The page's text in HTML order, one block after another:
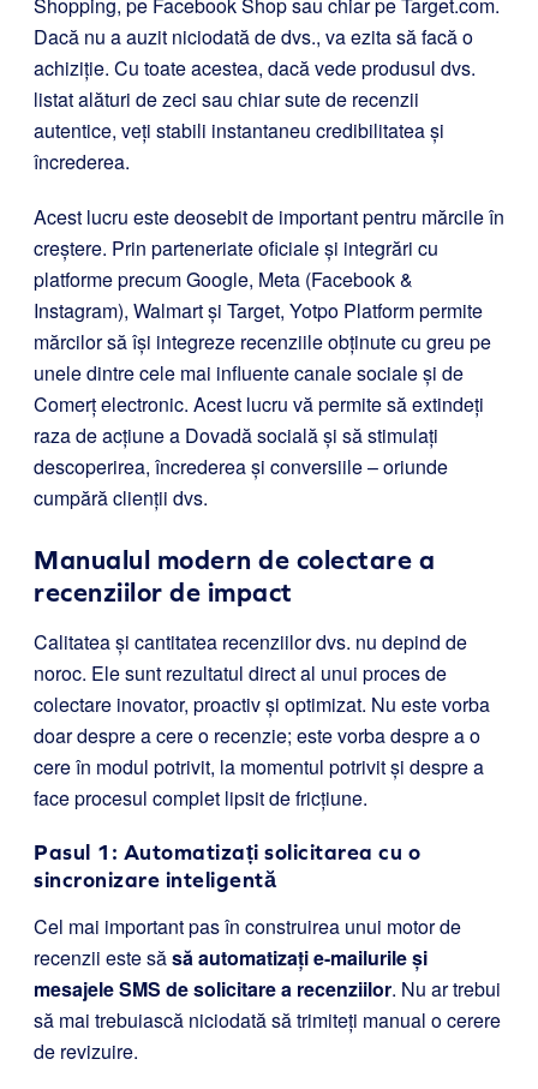
Dacă nu a auzit niciodată de dvs., va ezita să facă o
achiziție. Cu toate acestea, dacă vede produsul dvs.
listat alături de zeci sau chiar sute de recenzii
autentice, veți stabili instantaneu credibilitatea și
încrederea.
Acest lucru este deosebit de important pentru mărcile în
creștere. Prin parteneriate oficiale și integrări cu
platforme precum Google, Meta (Facebook &
Instagram), Walmart și Target, Yotpo Platform permite
mărcilor să își integreze recenziile obținute cu greu pe
unele dintre cele mai influente canale sociale și de
Comerț electronic. Acest lucru vă permite să extindeți
raza de acțiune a Dovadă socială și să stimulați
descoperirea, încrederea și conversiile – oriunde
cumpără clienții dvs.
Manualul modern de colectare a
recenziilor de impact
Calitatea și cantitatea recenziilor dvs. nu depind de
noroc. Ele sunt rezultatul direct al unui proces de
colectare inovator, proactiv și optimizat. Nu este vorba
doar despre a cere o recenzie; este vorba despre a o
cere în modul potrivit, la momentul potrivit și despre a
face procesul complet lipsit de fricțiune.
Pasul 1: Automatizați solicitarea cu o
sincronizare inteligentă
Cel mai important pas în construirea unui motor de
recenzii este săsă automatizați e-mailurile și
mesajele SMS de solicitare a recenziilor. Nu ar trebui
să mai trebuiască niciodată să trimiteți manual o cerere
de revizuire.